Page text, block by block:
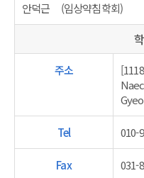
안덕근 (임상약침학회)
주소
Tel 010-
Fax 031-